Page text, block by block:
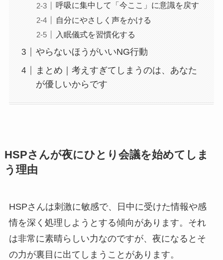
呼吸に集中して「今ここ」に意識を戻す
自分にやさしく声をかける
入眠儀式を習慣化する
やらないほうがいいNG行動
まとめ｜考えすぎてしまうのは、あなた
が優しいからです
HSPさんが夜にひとり会議を始めてしま
う理由
HSPさんは刺激に敏感で、日中に受けた情報や感
情を深く処理しようとする傾向があります。それ
は非常に素晴らしい力なのですが、夜になるとそ
の力が裏目に出てしまうことがあります。